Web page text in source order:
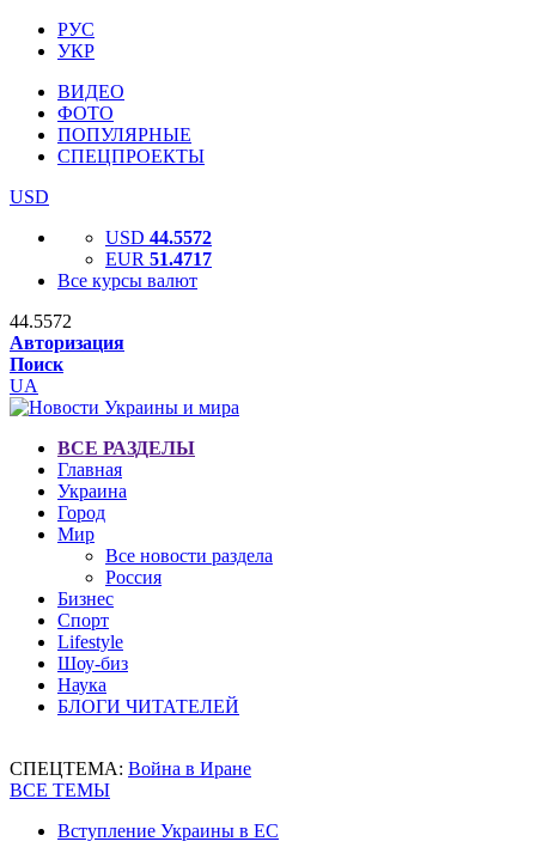
РУС
УКР
ВИДЕО
ФОТО
ПОПУЛЯРНЫЕ
СПЕЦПРОЕКТЫ
USD
USD 44.5572
EUR 51.4717
Все курсы валют
44.5572
Авторизация
Поиск
UA
ВСЕ РАЗДЕЛЫ
Главная
Украина
Город
Мир
Все новости раздела
Россия
Бизнес
Спорт
Lifestyle
Шоу-биз
Наука
БЛОГИ ЧИТАТЕЛЕЙ
СПЕЦТЕМА: Война в Иране
ВСЕ ТЕМЫ
Вступление Украины в ЕС